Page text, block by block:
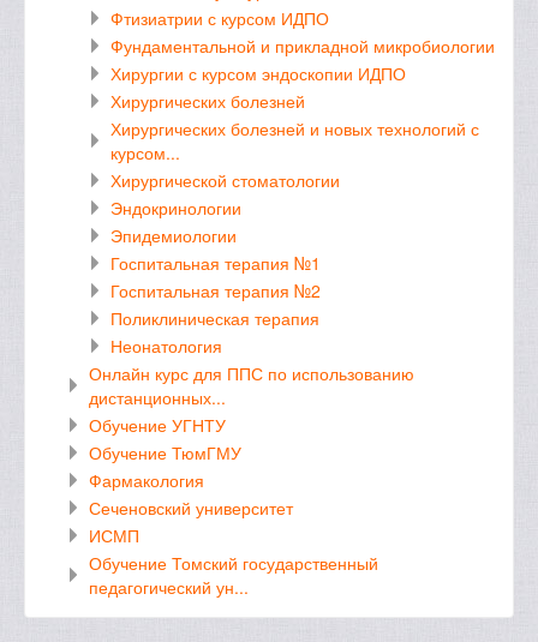
Фтизиатрии с курсом ИДПО
Фундаментальной и прикладной микробиологии
Хирургии с курсом эндоскопии ИДПО
Хирургических болезней
Хирургических болезней и новых технологий с
курсом...
Хирургической стоматологии
Эндокринологии
Эпидемиологии
Госпитальная терапия №1
Госпитальная терапия №2
Поликлиническая терапия
Неонатология
Онлайн курс для ППС по использованию
дистанционных...
Обучение УГНТУ
Обучение ТюмГМУ
Фармакология
Сеченовский университет
ИСМП
Обучение Томский государственный
педагогический ун...